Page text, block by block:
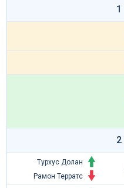
Турхус Долан
Рамон Терратс